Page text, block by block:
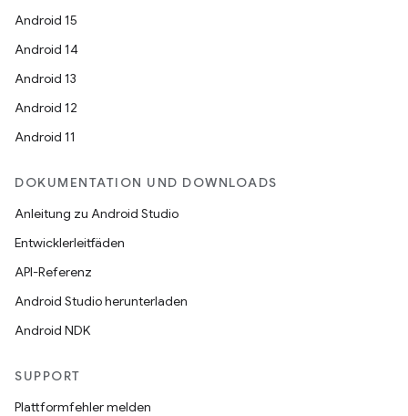
Android 15
Android 14
Android 13
Android 12
Android 11
DOKUMENTATION UND DOWNLOADS
Anleitung zu Android Studio
Entwicklerleitfäden
API-Referenz
Android Studio herunterladen
Android NDK
SUPPORT
Plattformfehler melden